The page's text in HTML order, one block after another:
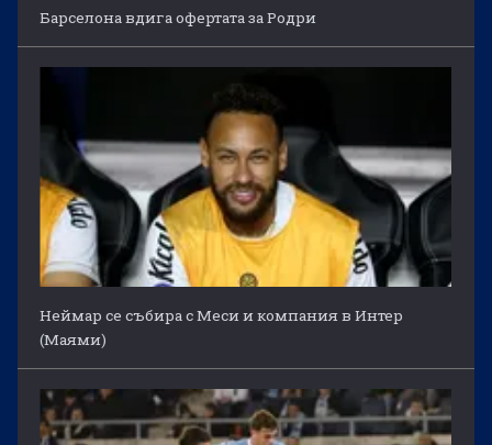
Барселона вдига офертата за Родри
Неймар се събира с Меси и компания в Интер
(Маями)